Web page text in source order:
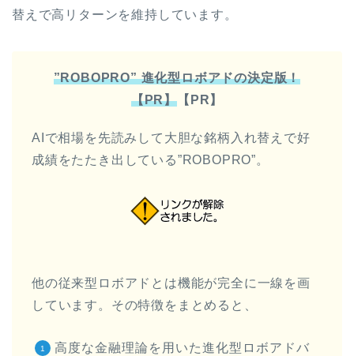
替えで高リターンを維持しています。
”ROBOPRO” 進化型ロボアドの決定版！
【PR】 【PR】
AIで相場を先読みして大胆な銘柄入れ替えで好
成績をたたき出している”ROBOPRO”。
他の従来型ロボアドとは機能が完全に一線を画
しています。その特徴をまとめると、
高度な金融理論を用いた進化型ロボアドバ